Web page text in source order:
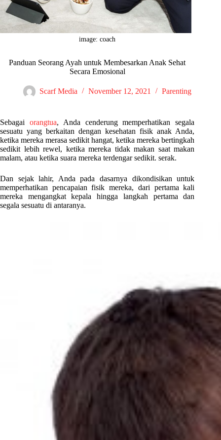
image: coach
Panduan Seorang Ayah untuk Membesarkan Anak Sehat
Secara Emosional
Scarf Media November 12, 2021 Parenting
Sebagai orangtua, Anda cenderung memperhatikan segala
sesuatu yang berkaitan dengan kesehatan fisik anak Anda,
ketika mereka merasa sedikit hangat, ketika mereka bertingkah
sedikit lebih rewel, ketika mereka tidak makan saat makan
malam, atau ketika suara mereka terdengar sedikit. serak.
Dan sejak lahir, Anda pada dasarnya dikondisikan untuk
memperhatikan pencapaian fisik mereka, dari pertama kali
mereka mengangkat kepala hingga langkah pertama dan
segala sesuatu di antaranya.